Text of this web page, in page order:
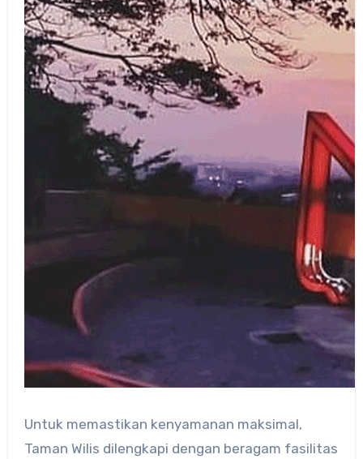
Untuk memastikan kenyamanan maksimal,
Taman Wilis dilengkapi dengan beragam fasilitas